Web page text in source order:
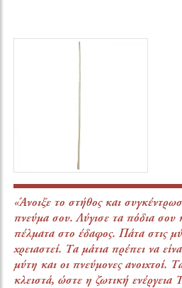
«Άνοιξε το στήθος και
πνεύμα σου. Λύγισε τα πόδια σου
πέλματα στο έδαφος. Πάτα στις
χρειαστεί. Τα μάτια πρέπει να
μύτη και οι πνεύμονες ανοιχτοί.
κλειστά, ώστε η ζωτική